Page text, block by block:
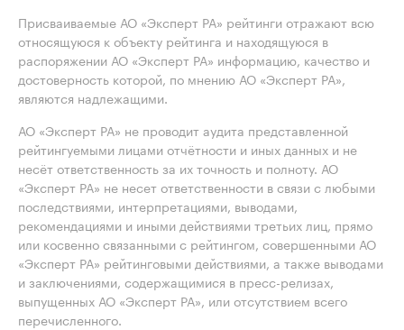
Присваиваемые АО «Эксперт РА» рейтинги отражают всю
относящуюся к объекту рейтинга и находящуюся в
распоряжении АО «Эксперт РА» информацию, качество и
достоверность которой, по мнению АО «Эксперт РА»,
являются надлежащими.
АО «Эксперт РА» не проводит аудита представленной
рейтингуемыми лицами отчётности и иных данных и не
несёт ответственность за их точность и полноту. АО
«Эксперт РА» не несет ответственности в связи с любыми
последствиями, интерпретациями, выводами,
рекомендациями и иными действиями третьих лиц, прямо
или косвенно связанными с рейтингом, совершенными АО
«Эксперт РА» рейтинговыми действиями, а также выводами
и заключениями, содержащимися в пресс-релизах,
выпущенных АО «Эксперт РА», или отсутствием всего
перечисленного.